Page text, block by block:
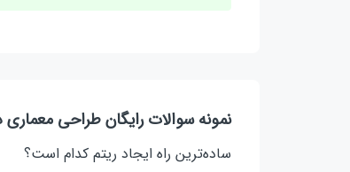
نمونه سوالات رایگان طراحی
ساده‌ترین راه ایجاد ریتم کدام است؟